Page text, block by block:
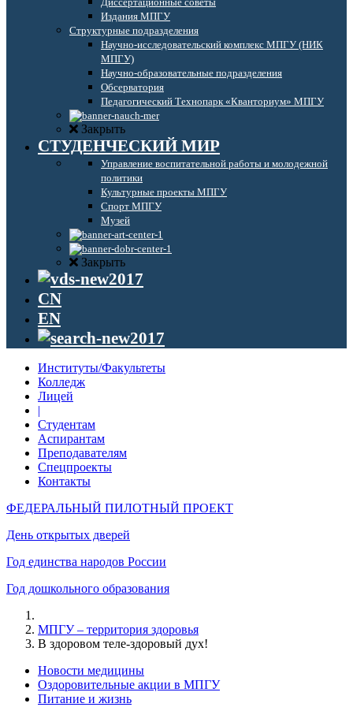
Издания МПГУ
Структурные подразделения
Научно-исследовательский комплекс МПГУ (НИК
МПГУ)
Научно-образовательные подразделения
Обсерватория
Педагогический Технопарк «Кванториум» МПГУ
Закрыть
СТУДЕНЧЕСКИЙ МИР
Управление воспитательной работы и молодежной
политики
Культурные проекты МПГУ
Спорт МПГУ
Музей
Закрыть
CN
EN
Институты/Факультеты
Колледж
Лицей
|
Студентам
Аспирантам
Преподавателям
Спецпроекты
Контакты
ФЕДЕРАЛЬНЫЙ ПИЛОТНЫЙ ПРОЕКТ
День открытых дверей
Год единства народов России
Год дошкольного образования
МПГУ – территория здоровья
В здоровом теле-здоровый дух!
Новости медицины
Оздоровительные акции в МПГУ
Питание и жизнь